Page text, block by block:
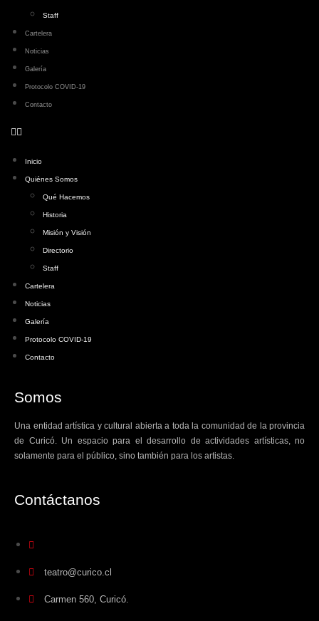
Staff
Cartelera
Noticias
Galería
Protocolo COVID-19
Contacto
Inicio
Quiénes Somos
Qué Hacemos
Historia
Misión y Visión
Directorio
Staff
Cartelera
Noticias
Galería
Protocolo COVID-19
Contacto
Somos
Una entidad artística y cultural abierta a toda la comunidad de la provincia
de Curicó. Un espacio para el desarrollo de actividades artísticas, no
solamente para el público, sino también para los artistas.
Contáctanos​
teatro@curico.cl
Carmen 560, Curicó.